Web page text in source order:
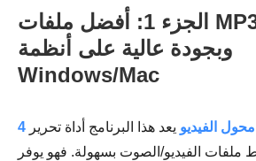
الجزء 1: أفضل ملفات MP3 بصوت أعلى
وبجودة عالية على أنظمة
Windows/Mac
الفيديو يعد هذا البرنامج أداة تحرير
ملفات الفيديو/الصوت بسهولة. فهو يوفر